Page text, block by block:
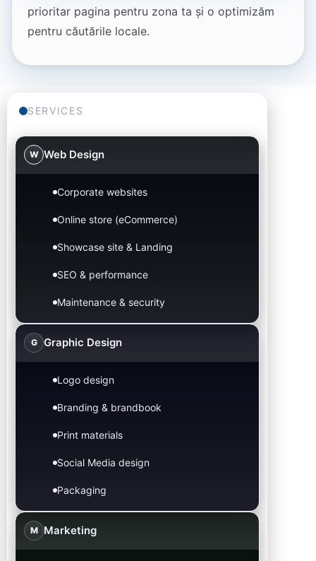
prioritar pagina pentru zona ta și o optimizăm
pentru căutările locale.
SERVICES
W Web Design
Corporate websites
Online store (eCommerce)
Showcase site & Landing
SEO & performance
Maintenance & security
G Graphic Design
Logo design
Branding & brandbook
Print materials
Social Media design
Packaging
M Marketing